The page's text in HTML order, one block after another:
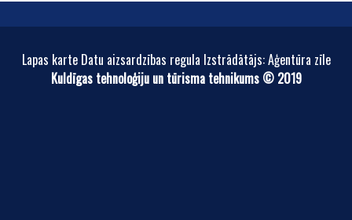
Lapas karte Datu aizsardzības regula Izstrādātājs: Aģentūra zīle
Kuldīgas tehnoloģiju un tūrisma tehnikums © 2019